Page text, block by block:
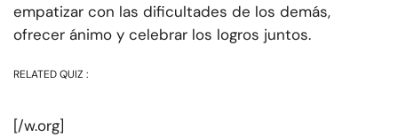
empatizar con las dificultades de los demás,
ofrecer ánimo y celebrar los logros juntos.
RELATED QUIZ :
[/w.org]